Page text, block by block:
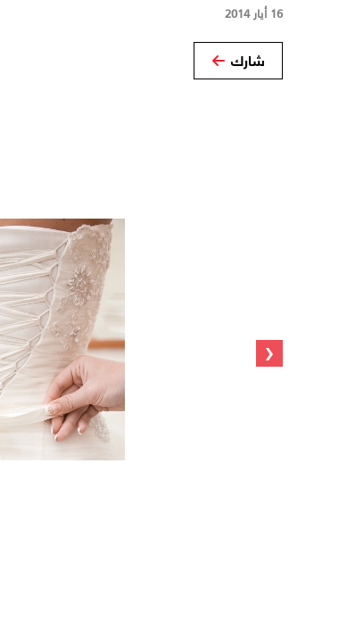
16 أيار 2014
شارك
‹